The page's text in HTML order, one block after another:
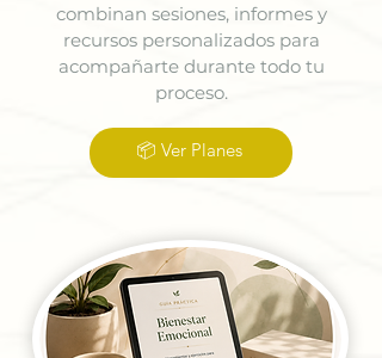
combinan sesiones, informes y
recursos personalizados para
acompañarte durante todo tu
proceso.
📦 Ver Planes